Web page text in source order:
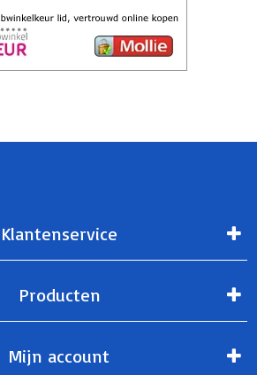
Klantenservice
Producten
Mijn account